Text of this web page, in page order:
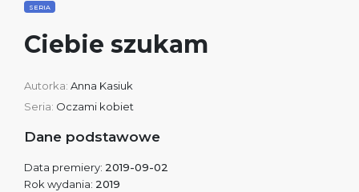
SERIA
Ciebie szukam
Autorka: Anna Kasiuk
Seria: Oczami kobiet
Dane podstawowe
Data premiery: 2019-09-02
Rok wydania: 2019